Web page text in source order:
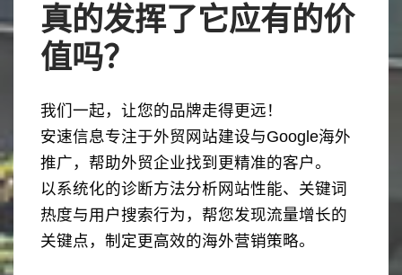
真的发挥了它应有的价
值吗？
我们一起，让您的品牌走得更远！
安速信息专注于外贸网站建设与Google海外
推广，帮助外贸企业找到更精准的客户。
以系统化的诊断方法分析网站性能、关键词
热度与用户搜索行为，帮您发现流量增长的
关键点，制定更高效的海外营销策略。